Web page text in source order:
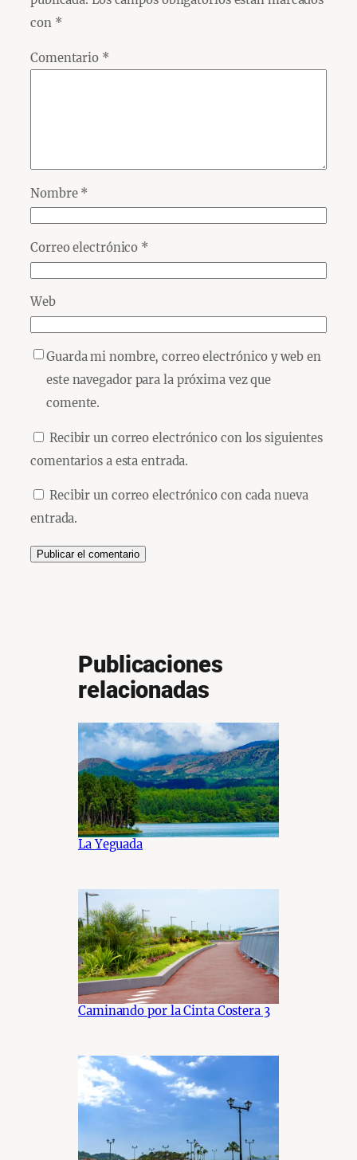
con *
Comentario *
Nombre *
Correo electrónico *
Web
Guarda mi nombre, correo electrónico y web en
este navegador para la próxima vez que
comente.
Recibir un correo electrónico con los siguientes
comentarios a esta entrada.
Recibir un correo electrónico con cada nueva
entrada.
Publicaciones
relacionadas
La Yeguada
Caminando por la Cinta Costera 3